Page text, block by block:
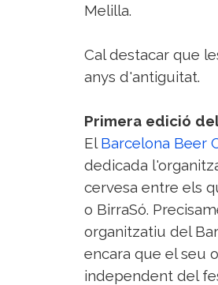
Melilla.
Cal destacar que
anys d'antiguitat.
Primera edició
El Barcelona Beer
dedicada
cervesa entre els
o BirraSó.
organitzatiu del
encara que el seu
independent del